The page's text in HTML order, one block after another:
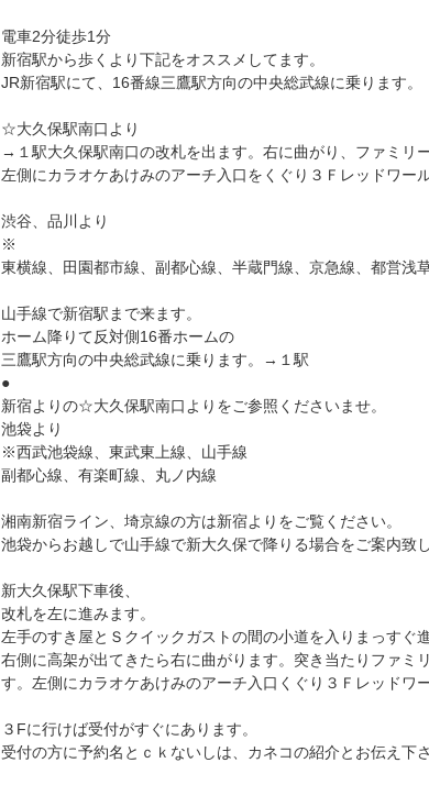
電車2分徒歩1分
新宿駅から歩くより下記をオススメしてます。
JR新宿駅にて、16番線三鷹駅方向の中央総武線に乗ります。
☆大久保駅南口より
→１駅大久保駅南口の改札を出ます。右に曲がり、ファミリ
左側にカラオケあけみのアーチ入口をくぐり３Ｆレッドワール
渋谷、品川より
※
東横線、田園都市線、副都心線、半蔵門線、京急線、都営浅
山手線で新宿駅まで来ます。
ホーム降りて反対側16番ホームの
三鷹駅方向の中央総武線に乗ります。→１駅
●
新宿よりの☆大久保駅南口よりをご参照くださいませ。
池袋より
※西武池袋線、東武東上線、山手線
副都心線、有楽町線、丸ノ内線
湘南新宿ライン、埼京線の方は新宿よりをご覧ください。
池袋からお越しで山手線で新大久保で降りる場合をご案内致し
新大久保駅下車後、
改札を左に進みます。
左手のすき屋とＳクイックガストの間の小道を入りまっすぐ進
右側に高架が出てきたら右に曲がります。突き当たりファミ
す。左側にカラオケあけみのアーチ入口くぐり３Ｆレッドワ
３Fに行けば受付がすぐにあります。
受付の方に予約名とｃｋないしは、カネコの紹介とお伝え下